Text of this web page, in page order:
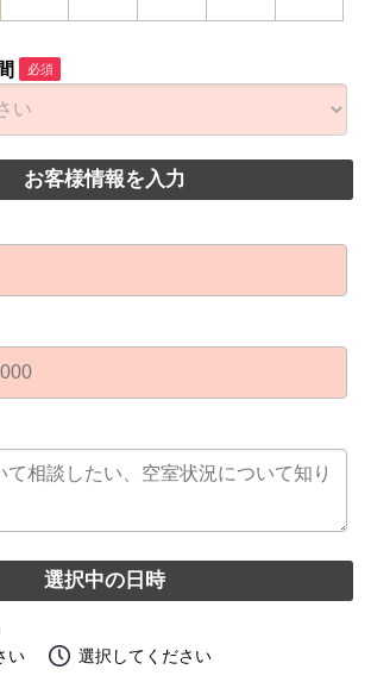
必須
お客様情報を入力
選択中の日時
い
選択してください